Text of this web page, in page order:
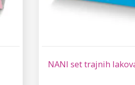
NANI set trajnih